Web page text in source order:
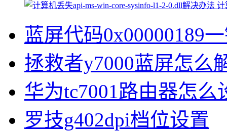
计
蓝屏代码0x00000189
拯救者y7000蓝屏怎么
华为tc7001路由器怎么
罗技g402dpi档位设置